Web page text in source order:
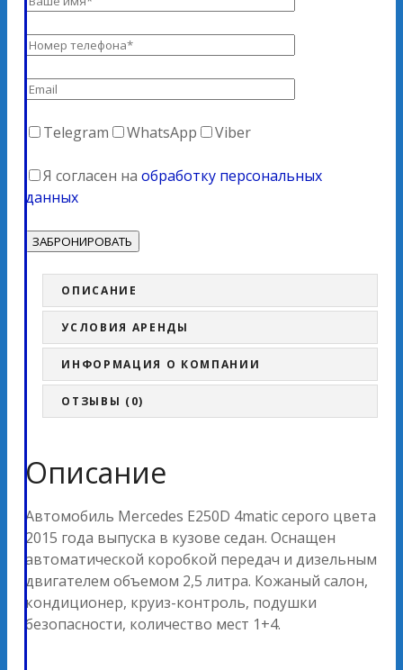
Telegram WhatsApp Viber
Я согласен на обработку персональных
данных
ОПИСАНИЕ
УСЛОВИЯ АРЕНДЫ
ИНФОРМАЦИЯ О КОМПАНИИ
ОТЗЫВЫ (0)
Описание
Автомобиль Mercedes E250D 4matic серого цвета
2015 года выпуска в кузове седан. Оснащен
автоматической коробкой передач и дизельным
двигателем объемом 2,5 литра. Кожаный салон,
кондиционер, круиз-контроль, подушки
безопасности, количество мест 1+4.